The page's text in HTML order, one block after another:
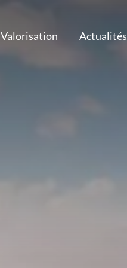
Valorisation Actualités